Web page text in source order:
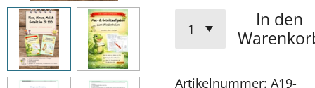
In den
Artikelnummer: A19-